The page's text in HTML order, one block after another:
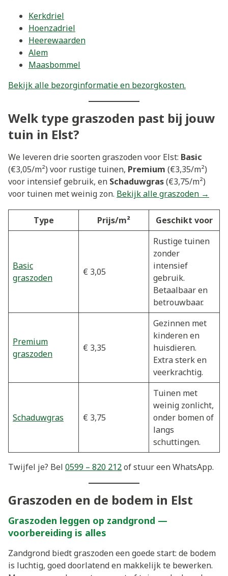
Kerkdriel
Hoenzadriel
Heerewaarden
Alem
Maasbommel
Bekijk alle bezorginformatie en bezorgkosten.
Welk type graszoden past bij jouw
tuin in Elst?
We leveren drie soorten graszoden voor Elst: Basic
(€3,05/m²) voor rustige tuinen, Premium (€3,35/m²)
voor intensief gebruik, en Schaduwgras(€3,75/m²)
voor tuinen met weinig zon. Bekijk alle graszoden →
Type Prijs/m² Geschikt voor
Basic
graszoden
€ 3,05
Rustige tuinen
zonder
intensief
gebruik.
Betaalbaar en
betrouwbaar.
Premium
graszoden
€ 3,35
Gezinnen met
kinderen en
huisdieren.
Extra sterk en
veerkrachtig.
Schaduwgras € 3,75
Tuinen met
weinig zonlicht,
onder bomen of
langs
schuttingen.
Twijfel je? Bel 0599 – 820 212of stuur een WhatsApp.
Graszoden en de bodem in Elst
Graszoden leggen op zandgrond —
voorbereiding is alles
Zandgrond biedt graszoden een goede start: de bodem
is luchtig, goed doorlatend en makkelijk te bewerken.